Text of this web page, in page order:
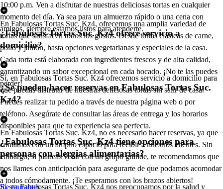
10:00 p.m. Ven a disfrutar de nuestras deliciosas tortas en cualquier
momento del día. Ya sea para un almuerzo rápido o una cena con
amigos, siempre estamos listos para atenderte.
En Fabulosas Tortas Suc. Kz4, ofrecemos una amplia variedad de
tortas que satisfacen todos los gustos. Desde tortas clásicas de carne,
pollo y jamón, hasta opciones vegetarianas y especiales de la casa.
Cada torta está elaborada con ingredientes frescos y de alta calidad,
garantizando un sabor excepcional en cada bocado. ¡No te las puedes
perder!
¿Fabulosas Tortas Suc. Kz4 ofrece servicio a
domicilio?
Sí, en Fabulosas Tortas Suc. Kz4 ofrecemos servicio a domicilio para
que puedas disfrutar de nuestras deliciosas tortas sin salir de casa.
Puedes realizar tu pedido a través de nuestra página web o por
teléfono. Asegúrate de consultar las áreas de entrega y los horarios
disponibles para que tu experiencia sea perfecta.
¿Se pueden hacer reservas en Fabulosas Tortas Suc.
Kz4?
En Fabulosas Tortas Suc. Kz4, no es necesario hacer reservas, ya que
contamos con un amplio espacio para recibir a nuestros clientes. Sin
embargo, si planeas venir con un grupo grande, te recomendamos que
nos llames con anticipación para asegurarte de que podamos acomodar
a todos cómodamente. ¡Te esperamos con los brazos abiertos!
¿Fabulosas Tortas Suc. Kz4 tiene opciones para
personas con alergias alimentarias?
Sí, en Fabulosas Tortas Suc. Kz4 nos preocupamos por la salud y
Restaurantes